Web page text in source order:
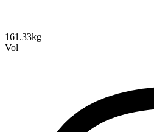
161.33kg
Vol